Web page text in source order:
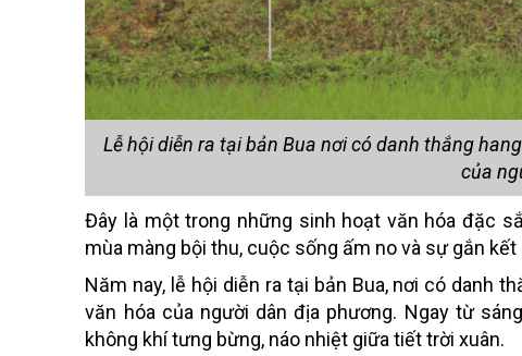
Lễ hội diễn ra tại bản Bua nơi có danh thắng
của
Đây là một trong những sinh hoạt văn hóa đặc
mùa màng bội thu, cuộc sống ấm no và sự gắn
Năm nay, lễ hội diễn ra tại bản Bua, nơi có danh
văn hóa của người dân địa phương. Ngay từ
không khí tưng bừng, náo nhiệt giữa tiết trời xuân.